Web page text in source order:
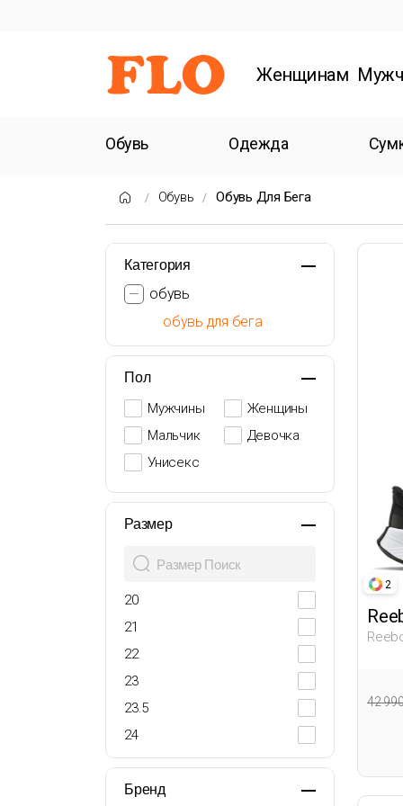
Женщинам
Обувь Одежда
Обувь Обувь Для Бега
Категория
обувь
обувь для бега
Пол
Мужчины
Женщины
Мальчик
Девочка
Унисекс
Размер
20
21
22
23
23.5
24
25
26
Бренд
2
42